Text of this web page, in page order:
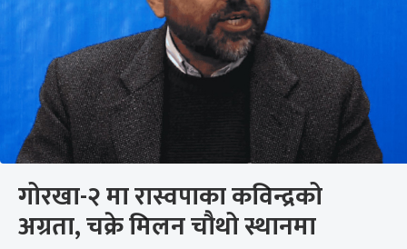
गोरखा-२ मा रास्वपाका कविन्द्रको
अग्रता, चक्रे मिलन चौथो स्थानमा